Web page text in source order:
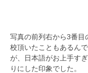
写真の前列右から3番目
校頂いたこともあるん
が、日本語がお上手す
りにした印象でした。